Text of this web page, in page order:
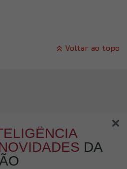
DA
Voltar ao topo